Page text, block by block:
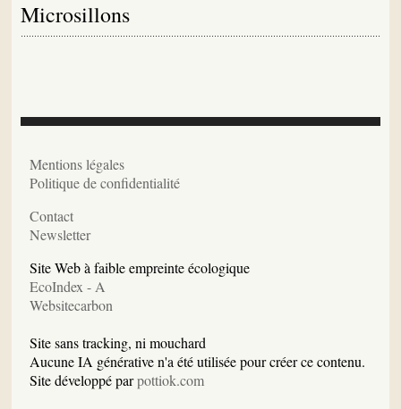
Microsillons
Mentions légales
Politique de confidentialité
Contact
Newsletter
Site Web à faible empreinte écologique
EcoIndex - A
Websitecarbon
Site sans tracking, ni mouchard
Aucune IA générative n'a été utilisée pour créer ce contenu.
Site développé parpottiok.com